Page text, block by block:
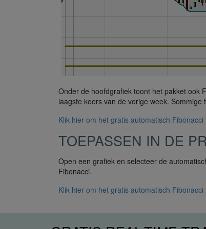
Onder de hoofdgrafiek toont het pakket ook
laagste koers van de vorige week.
Klik hier om het gratis automatisch
TOEPASSEN IN DE
Open een grafiek en selecteer de
Fibonacci.
Klik hier om het gratis automatisch